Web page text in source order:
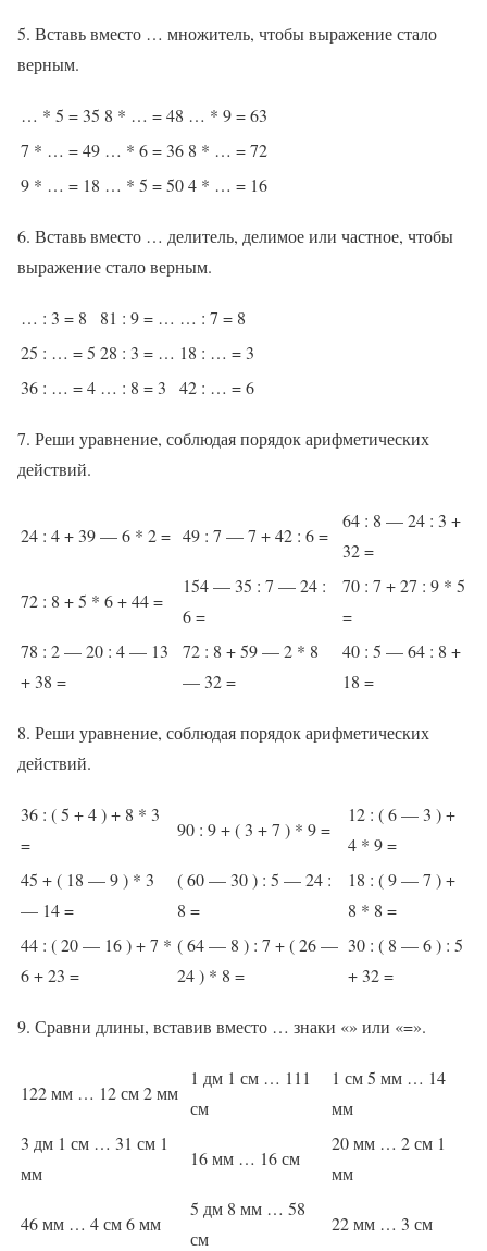
5. Вставь вместо … множитель, чтобы выражение стало
верным.
… * 5 = 35 8 * … = 48 … * 9 = 63
7 * … = 49 … * 6 = 36 8 * … = 72
9 * … = 18 … * 5 = 504 * … = 16
6. Вставь вместо … делитель, делимое или частное, чтобы
выражение стало верным.
… : 3 = 8 81 : 9 = … … : 7 = 8
25 : … = 5 28 : 3 = … 18 : … = 3
36 : … = 4 … : 8 = 3 42 : … = 6
7. Реши уравнение, соблюдая порядок арифметических
действий.
24 : 4 + 39 — 6 * 2 = 49 : 7 — 7 + 42 : 6 =
64 : 8 — 24 : 3 +
32 =
72 : 8 + 5 * 6 + 44 =
154 — 35 : 7 — 24 :
6 =
70 : 7 + 27 : 9 * 5
=
78 : 2 — 20 : 4 — 13
+ 38 =
72 : 8 + 59 — 2 * 8
— 32 =
40 : 5 — 64 : 8 +
18 =
8. Реши уравнение, соблюдая порядок арифметических
действий.
36 : ( 5 + 4 ) + 8 * 3
=
90 : 9 + ( 3 + 7 ) * 9 =
12 : ( 6 — 3 ) +
4 * 9 =
45 + ( 18 — 9 ) * 3
— 14 =
( 60 — 30 ) : 5 — 24 :
8 =
18 : ( 9 — 7 ) +
8 * 8 =
44 : ( 20 — 16 ) + 7 *
6 + 23 =
( 64 — 8 ) : 7 + ( 26 —
24 ) * 8 =
30 : ( 8 — 6 ) : 5
+ 32 =
9. Сравни длины, вставив вместо … знаки «» или «=».
122 мм … 12 см 2 мм
1 дм 1 см … 111
см
1 см 5 мм … 14
мм
3 дм 1 см … 31 см 1
мм
16 мм … 16 см
20 мм … 2 см 1
мм
46 мм … 4 см 6 мм
5 дм 8 мм … 58
см
22 мм … 3 см